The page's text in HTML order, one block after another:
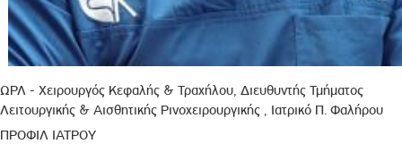
ΩΡΛ - Χειρουργός Κεφαλής & Τραχήλου, Διευθυντής Τμήματος
Λειτουργικής & Αισθητικής Ρινοχειρουργικής , Ιατρικό Π. Φαλήρου
ΠΡΟΦΙΛ ΙΑΤΡΟΥ